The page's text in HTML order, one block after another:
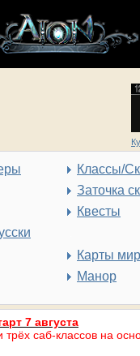
Классы/
Заточка
Квесты
Карты
Манор
7 августа
саб-классов на